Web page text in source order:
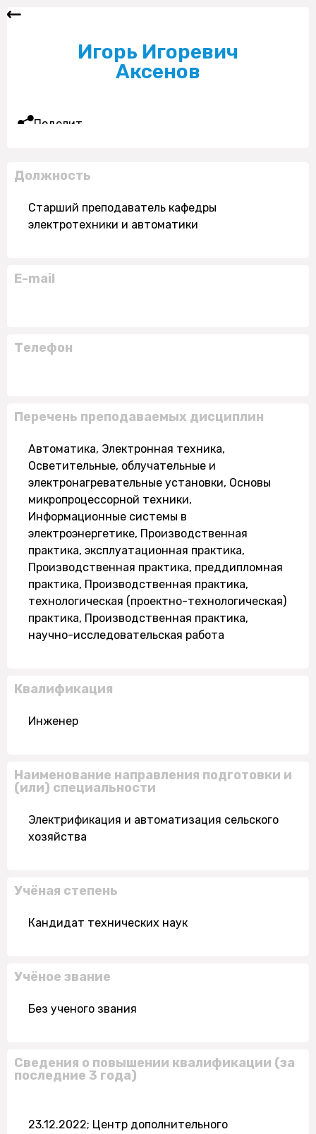
Игорь Игоревич
Аксенов
Поделиться
Должность
Старший преподаватель кафедры
электротехники и автоматики
E-mail
Телефон
Перечень преподаваемых дисциплин
Автоматика, Электронная техника,
Осветительные, облучательные и
электронагревательные установки, Основы
микропроцессорной техники,
Информационные системы в
электроэнергетике, Производственная
практика, эксплуатационная практика,
Производственная практика, преддипломная
практика, Производственная практика,
технологическая (проектно-технологическая)
практика, Производственная практика,
научно-исследовательская работа
Квалификация
Инженер
Наименование направления подготовки и
(или) специальности
Электрификация и автоматизация сельского
хозяйства
Учёная степень
Кандидат технических наук
Учёное звание
Без ученого звания
Сведения о повышении квалификации (за
последние 3 года)
23.12.2022; Центр дополнительного